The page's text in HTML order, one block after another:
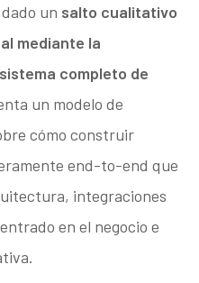
un salto cualitativo
mediante la
completo de
un modelo de
cómo construir
end-to-end que
integraciones
en el negocio e